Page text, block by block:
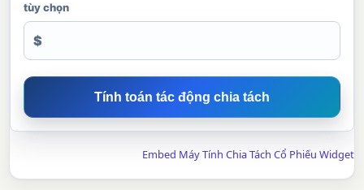
tùy chọn
$
Tính toán tác động chia tách
Embed Máy Tính Chia Tách Cổ Phiếu Widget